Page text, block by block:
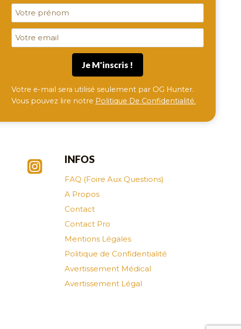
Votre e-mail sera utilisé seulement par OG Hunter.
Vous pouvez lire notre Politique De Confidentialité.
INFOS
FAQ (Foire Aux Questions)
A Propos
Contact
Contact Pro
Mentions Légales
Politique de Confidentialité
Avertissement Médical
Avertissement Légal